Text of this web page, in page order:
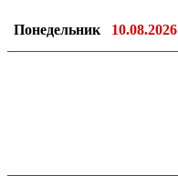
Понедельник 10.08.2026